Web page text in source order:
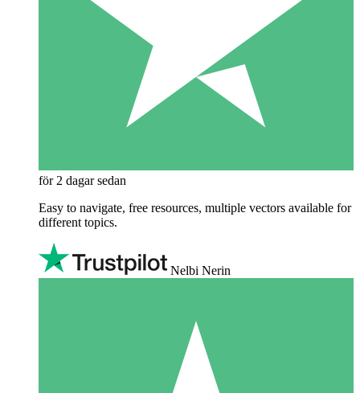
för 2 dagar sedan
Easy to navigate, free resources, multiple vectors available for
different topics.
Nelbi Nerin